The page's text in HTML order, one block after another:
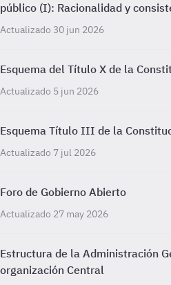
público (I): Racionalidad y
Actualizado 30 jun 2026
Esquema del Título X de la
Actualizado 5 jun 2026
Esquema Título III de la
Actualizado 7 jul 2026
Foro de Gobierno Abierto
Actualizado 27 may 2026
Estructura de la Administración
organización Central